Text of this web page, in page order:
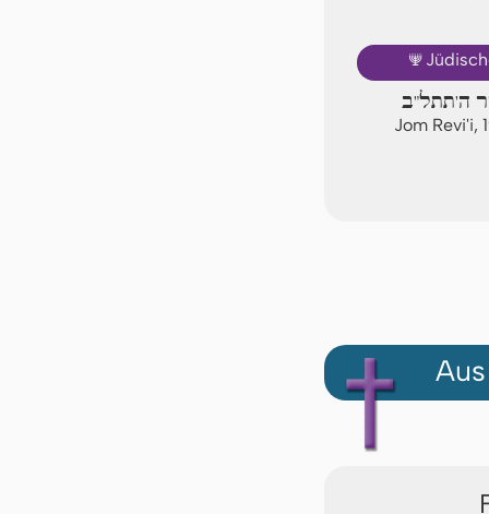
🕎
ה'תתל"ב
Jom Revi'i,